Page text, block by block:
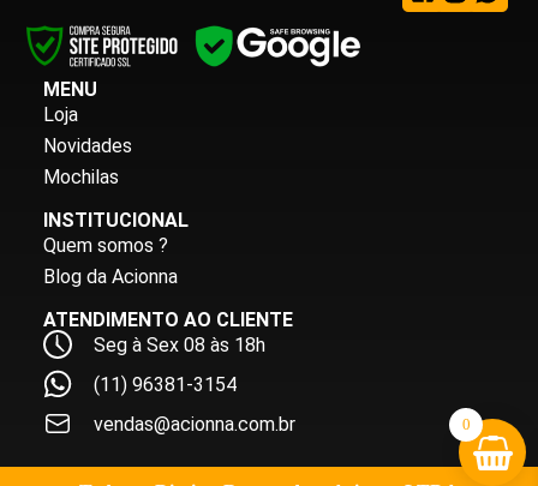
MENU
Loja
Novidades
Mochilas
INSTITUCIONAL
Quem somos ?
Blog da Acionna
ATENDIMENTO AO CLIENTE
Seg à Sex 08 às 18h
(11) 96381-3154
vendas@acionna.com.br
0